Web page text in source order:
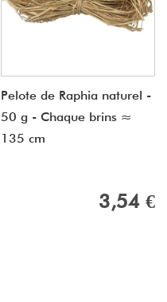
Pelote de Raphia naturel -
50 g - Chaque brins ≈
135 cm
3,54 €